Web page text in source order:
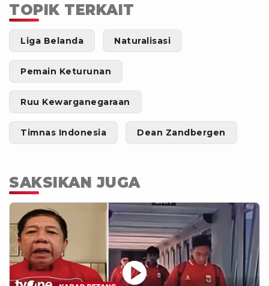
TOPIK TERKAIT
Liga Belanda Naturalisasi
Pemain Keturunan
Ruu Kewarganegaraan
Timnas Indonesia Dean Zandbergen
SAKSIKAN JUGA